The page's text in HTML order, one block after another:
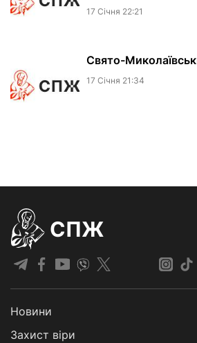
17 Сiчня 22:21
Свято-
17 Сiчня 21:34
СПЖ
Новини
Захист віри